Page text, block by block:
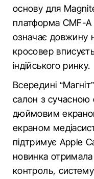
основу для
платформа CMF-
означає довжину
кросовер
індійського ринку.
Всередині
салон з сучасною
дюймовим
екраном
підтримує Apple
новинка отримала
контроль,